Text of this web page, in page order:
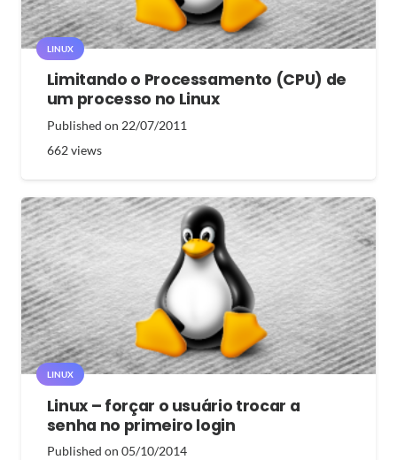
LINUX
Limitando o Processamento (CPU) de
um processo no Linux
Published on 22/07/2011
662views
LINUX
Linux – forçar o usuário trocar a
senha no primeiro login
Published on 05/10/2014